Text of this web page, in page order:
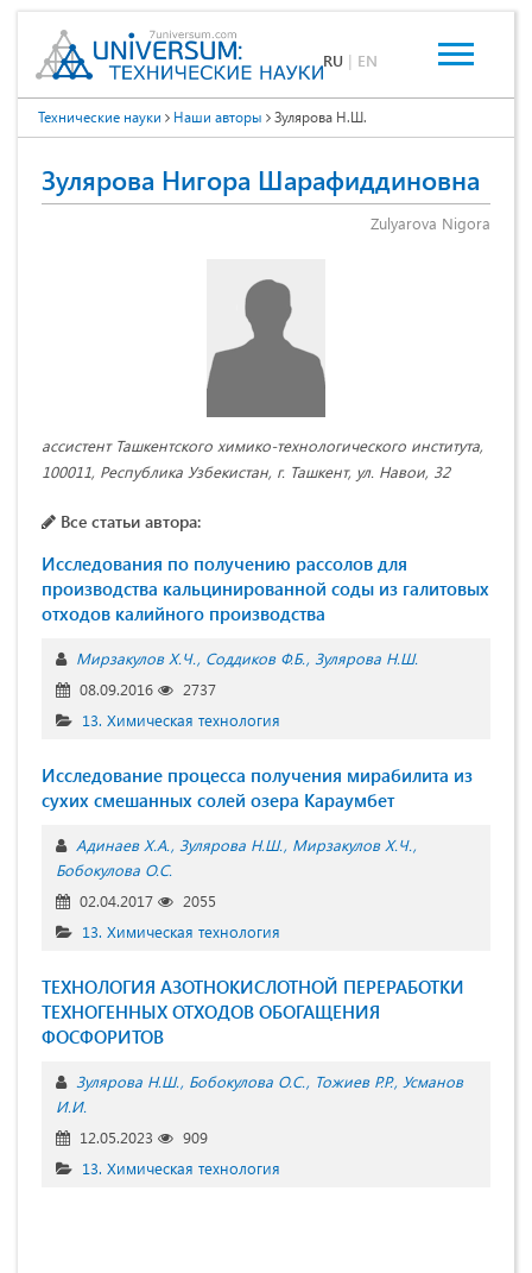
RU | EN
Технические науки Наши авторы Зулярова Н.Ш.
Зулярова Нигора Шарафиддиновна
Zulyarova Nigora
ассистент Ташкентского химико-технологического института,
100011, Республика Узбекистан, г. Ташкент, ул. Навои, 32
Все статьи автора:
Исследования по получению рассолов для
производства кальцинированной соды из галитовых
отходов калийного производства
Мирзакулов Х.Ч. Соддиков Ф.Б. Зулярова Н.Ш.
08.09.2016
2737
13. Химическая технология
Исследование процесса получения мирабилита из
сухих смешанных солей озера Караумбет
Адинаев Х.А. Зулярова Н.Ш. Мирзакулов Х.Ч.
Бобокулова О.С.
02.04.2017
2055
13. Химическая технология
ТЕХНОЛОГИЯ АЗОТНОКИСЛОТНОЙ ПЕРЕРАБОТКИ
ТЕХНОГЕННЫХ ОТХОДОВ ОБОГАЩЕНИЯ
ФОСФОРИТОВ
Зулярова Н.Ш. Бобокулова О.С. Тожиев Р.Р. Усманов
И.И.
12.05.2023
909
13. Химическая технология